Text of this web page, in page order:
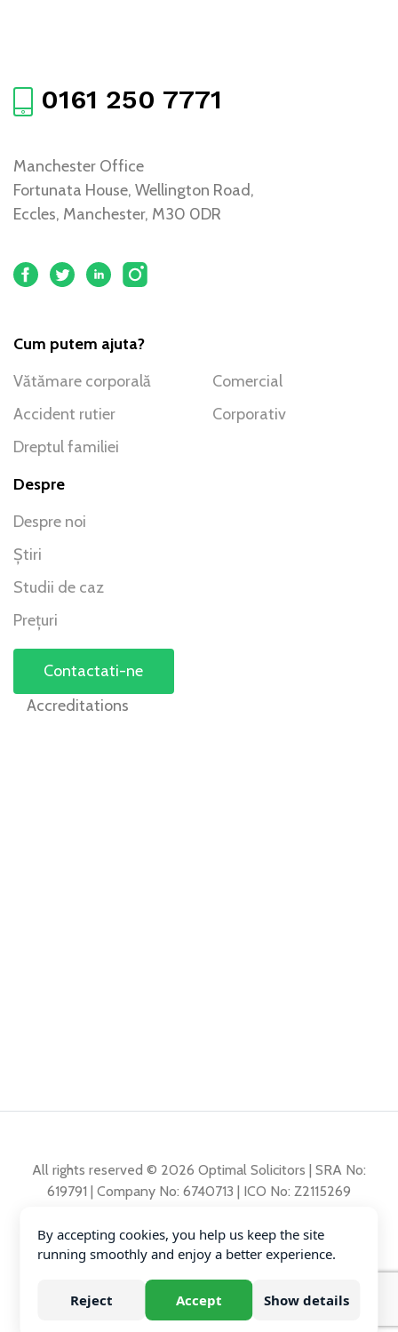
By accepting cookies, you help us keep the site
running smoothly and enjoy a better experience.
Reject Accept Show details
0161 250 7771
Manchester Office
Fortunata House, Wellington Road,
Eccles, Manchester, M30 0DR
Cum putem ajuta?
Vătămare corporală
Accident rutier
Dreptul familiei
Comercial
Corporativ
Despre
Despre noi
Știri
Studii de caz
Prețuri
Contactati-ne
Accreditations
All rights reserved © 2026 Optimal Solicitors | SRA No:
619791 | Company No: 6740713 | ICO No: Z2115269
Polita de reclamații
Polita de Confidențialitate
Diversity Data